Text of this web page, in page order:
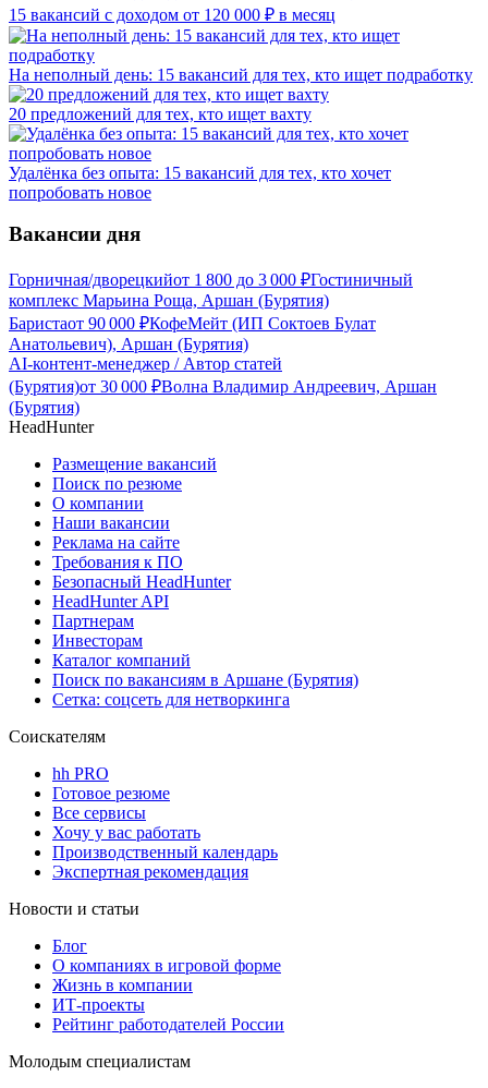
15 вакансий с доходом от 120 000 ₽ в месяц
На неполный день: 15 вакансий для тех, кто ищет подработку
20 предложений для тех, кто ищет вахту
Удалёнка без опыта: 15 вакансий для тех, кто хочет
попробовать новое
Вакансии дня
Горничная/дворецкийот 1 800 до 3 000 ₽Гостиничный
комплекс Марьина Роща, Аршан (Бурятия)
Баристаот 90 000 ₽КофеМейт (ИП Соктоев Булат
Анатольевич), Аршан (Бурятия)
AI-контент-менеджер / Автор статей
(Бурятия)от 30 000 ₽Волна Владимир Андреевич, Аршан
(Бурятия)
HeadHunter
Размещение вакансий
Поиск по резюме
О компании
Наши вакансии
Реклама на сайте
Требования к ПО
Безопасный HeadHunter
HeadHunter API
Партнерам
Инвесторам
Каталог компаний
Поиск по вакансиям в Аршане (Бурятия)
Сетка: соцсеть для нетворкинга
Соискателям
hh PRO
Готовое резюме
Все сервисы
Хочу у вас работать
Производственный календарь
Экспертная рекомендация
Новости и статьи
Блог
О компаниях в игровой форме
Жизнь в компании
ИТ-проекты
Рейтинг работодателей России
Молодым специалистам